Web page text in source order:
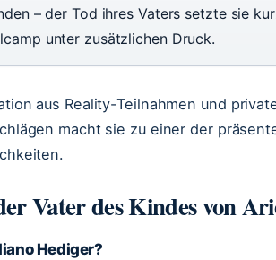
– der Tod ihres Vaters setzte sie
unter zusätzlichen Druck.
aus Reality-Teilnahmen und
macht sie zu einer der
Vater des Kindes von
Hediger?